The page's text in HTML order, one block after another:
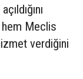
hem Meclis
verdiğini